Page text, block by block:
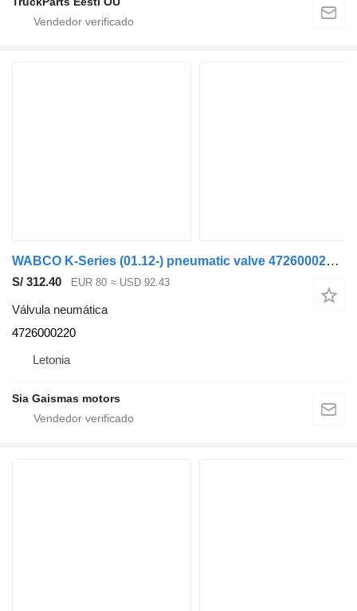
WABCO K-Series (01.12-) pneumatic valve 4726000220 válvula neumática para Volvo autobús
S/ 312.40 EUR 80 ≈ USD 92.43
Válvula neumática
4726000220
Letonia
Sia Gaismas motors